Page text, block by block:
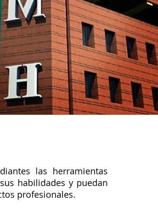
las herramientas
habilidades y puedan
profesionales.